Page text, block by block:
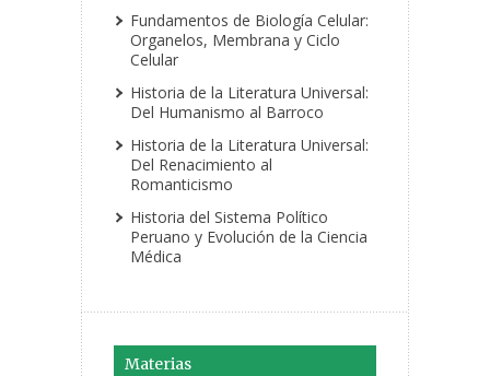
Fundamentos de Biología Celular:
Organelos, Membrana y Ciclo
Celular
Historia de la Literatura Universal:
Del Humanismo al Barroco
Historia de la Literatura Universal:
Del Renacimiento al
Romanticismo
Historia del Sistema Político
Peruano y Evolución de la Ciencia
Médica
Materias